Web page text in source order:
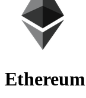
Ethereum